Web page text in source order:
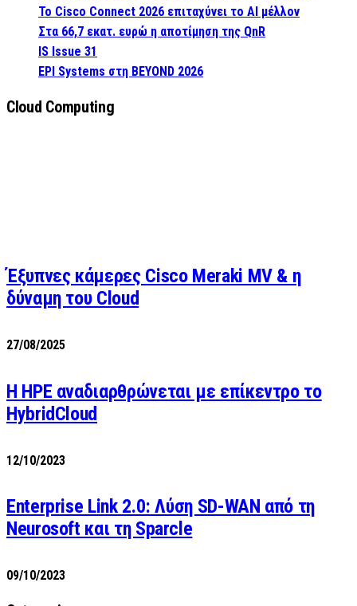
Το Cisco Connect 2026 επιταχύνει το AI μέλλον
Στα 66,7 εκατ. ευρώ η αποτίμηση της QnR
IS Issue 31
EPI Systems στη BEYOND 2026
Cloud Computing
Έξυπνες κάμερες Cisco Meraki MV & η
δύναμη του Cloud
27/08/2025
H HPE αναδιαρθρώνεται με επίκεντρο το
HybridCloud
12/10/2023
Enterprise Link 2.0: Λύση SD-WAN από τη
Neurosoft και τη Sparcle
09/10/2023